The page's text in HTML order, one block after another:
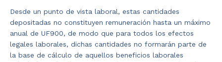
Desde un punto de vista laboral, estas cantidades
depositadas no constituyen remuneración hasta un máximo
anual de UF900, de modo que para todos los efectos
legales laborales, dichas cantidades no formarán parte de
la base de cálculo de aquellos beneficios laborales